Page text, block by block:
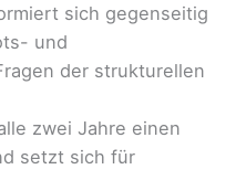
sich gegenseitig
und
der strukturellen
zwei Jahre einen
setzt sich für